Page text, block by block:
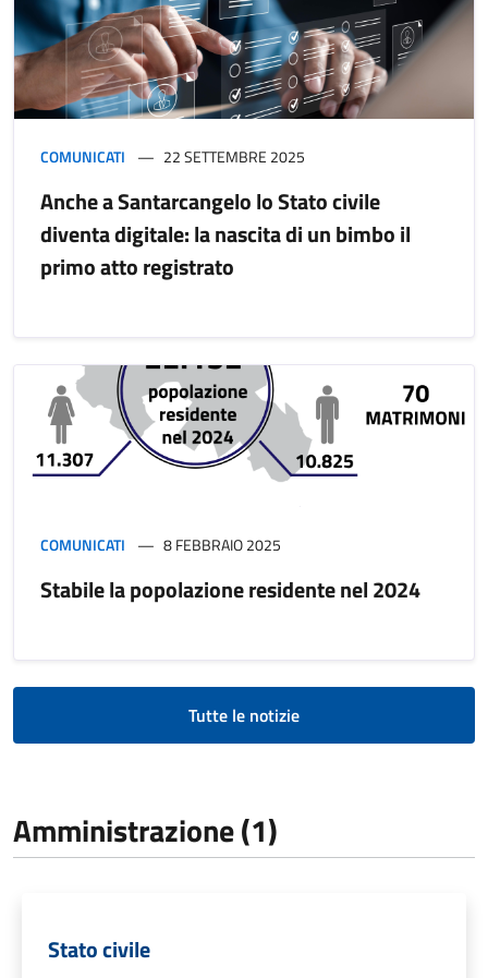
COMUNICATI 22 SETTEMBRE 2025
Anche a Santarcangelo lo Stato civile
diventa digitale: la nascita di un bimbo il
primo atto registrato
COMUNICATI 8 FEBBRAIO 2025
Stabile la popolazione residente nel 2024
Tutte le notizie
Amministrazione (1)
Stato civile